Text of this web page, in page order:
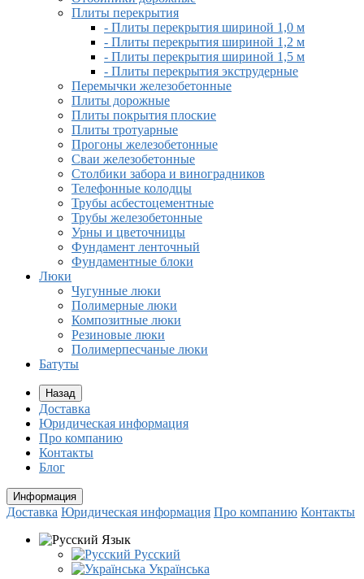
Плиты перекрытия
- Плиты перекрытия шириной 1,0 м
- Плиты перекрытия шириной 1,2 м
- Плиты перекрытия шириной 1,5 м
- Плиты перекрытия экструдерные
Перемычки железобетонные
Плиты дорожные
Плиты покрытия плоские
Плиты тротуарные
Прогоны железобетонные
Сваи железобетонные
Столбики забора и виноградников
Телефонные колодцы
Трубы асбестоцементные
Трубы железобетонные
Урны и цветочницы
Фундамент ленточный
Фундаментные блоки
Люки
Чугунные люки
Полимерные люки
Композитные люки
Резиновые люки
Полимерпесчаные люки
Батуты
Назад
Доставка
Юридическая информация
Про компанию
Контакты
Блог
Информация
Доставка Юридическая информация Про компанию Контакты
Язык
Русский
Українська